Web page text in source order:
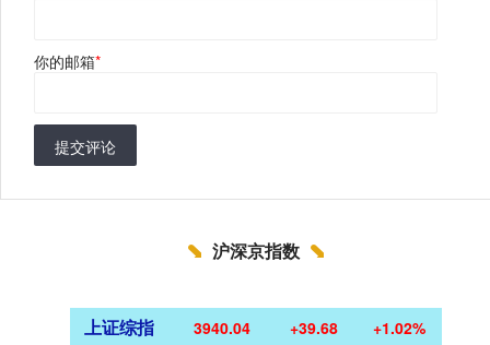
你的邮箱*
提交评论
沪深京指数
上证综指 3940.04 +39.68 +1.02%